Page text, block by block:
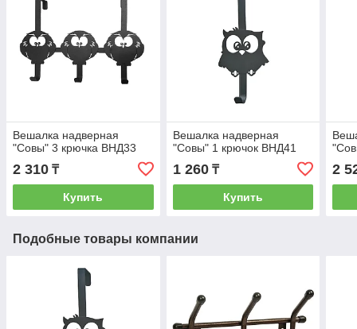
Вешалка надверная
"Совы" 3 крючка ВНД33
2 310 ₸
Купить
Вешалка надверная
"Совы" 1 крючок ВНД41
1 260₸
Купить
2
Подобные товары компании